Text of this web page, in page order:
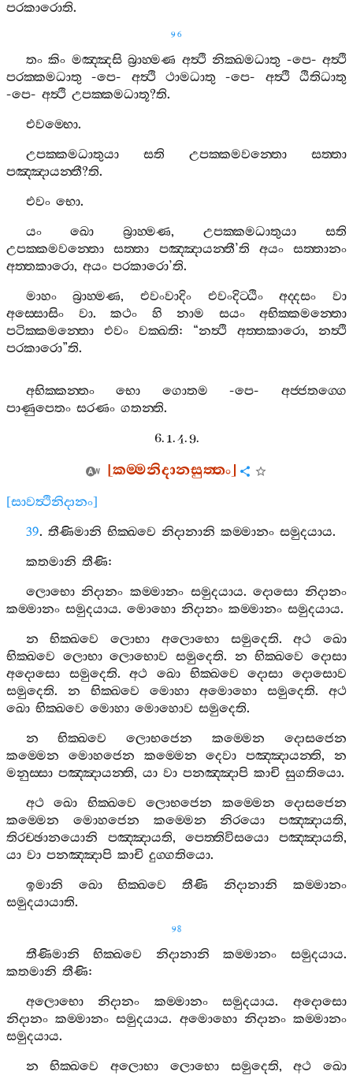
පරකාරොති.
96
තං කිං මඤ‍්ඤසි බ්‍රාහ‍්මණ අත්‍ථි නික‍්ඛමධාතු -පෙ-අත්‍ථි
පරක‍්කමධාතු -පෙ- අත්‍ථි ථාමධාතු -පෙ- අත්‍ථි
ඨිතිධාතු
-පෙ- අත්‍ථි උපක‍්කමධාතූ?ති.
එවම‍්භො.
උපක‍්කමධාතුයා
සති උපක‍්කමවන‍්තො
සත‍්තා
පඤ‍්ඤායන‍්තී?ති.
එවං භො.
යං
ඛො බ්‍රාහ‍්මණ,උපක‍්කමධාතුයා
සති
උපක‍්කමවන‍්තො
සත‍්තා පඤ‍්ඤායන‍්තී’ති අයං
සත‍්තානං
අත‍්තකාරො, අයං පරකාරො’ති.
මාහං
බ්‍රාහ‍්මණ, එවංවාදිං එවංදිට‍්ඨිං අද‍්දසං
වා
අස‍්සොසිං
වා. කථං හි නාම සයං
අභික‍්කමන‍්තො
පටික‍්කමන‍්තො
එවං වක‍්ඛති: “නත්‍ථි අත‍්තකාරො,නත්‍ථි
පරකාරො”ති.
අභික‍්කන‍්තං භො ගොතම -පෙ- අජ‍්ජතග‍්ගෙ
පාණුපෙතං සරණං ගතන‍්ති.
6. 1. 4. 9.
[කම‍්මනිදානසුත‍්තං]
[සාවත්‍ථිනිදානං]
39. තීණිමානි භික‍්ඛවෙ නිදානානි කම‍්මානං සමුදයාය.
කතමානි තීණි:
ලොභො නිදානං කම‍්මානං සමුදයාය.දොසො නිදානං
කම‍්මානං සමුදයාය. මොහො නිදානං කම‍්මානං සමුදයාය.
න
භික‍්ඛවෙ ලොභා අලොභො සමුදෙති.අථ
ඛො
භික‍්ඛවෙ ලොභා ලොභොව සමුදෙති. න භික‍්ඛවෙ දොසා
අදොසො
සමුදෙති.අථ ඛො භික‍්ඛවෙ දොසා
දොසොව
සමුදෙති. න භික‍්ඛවෙ මොහා අමොහො සමුදෙති. අථ
ඛො භික‍්ඛවෙ මොහා මොහොව සමුදෙති.
න
භික‍්ඛවෙ ලොභජෙන කම‍්මෙන
දොසජෙන
කම‍්මෙන
මොහජෙන කම‍්මෙන දෙවා පඤ‍්ඤායන‍්ති,න
මනුස‍්සා පඤ‍්ඤායන‍්ති, යා වා පනඤ‍්ඤාපි කාචි සුගතියො.
අථ
ඛො භික‍්ඛවෙ ලොභජෙන කම‍්මෙන
දොසජෙන
කම‍්මෙන
මොහජෙන කම‍්මෙන නිරයො පඤ‍්ඤායති,
තිරච‍්ඡානයොනි
පඤ‍්ඤායති,පෙත‍්තිවිසයො පඤ‍්ඤායති,
යා වා පනඤ‍්ඤාපි කාචි දුග‍්ගතියො.
ඉමානි
ඛො භික‍්ඛවෙ තීණි නිදානානි
කම‍්මානං
සමුදයායාති.
98
තීණිමානි භික‍්ඛවෙ නිදානානි කම‍්මානං සමුදයාය.
කතමානි තීණි:
අලොභො
නිදානං කම‍්මානං සමුදයාය. අදොසො
නිදානං කම‍්මානං සමුදයාය. අමොහො නිදානං කම‍්මානං
සමුදයාය.
න
භික‍්ඛවෙ අලොභා ලොභො සමුදෙති,අථ
ඛො